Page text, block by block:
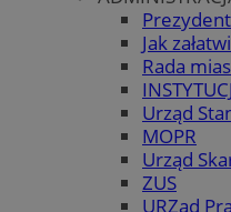
Jak
Rada
Urząd
MOPR
Urząd
ZUS
URZąd